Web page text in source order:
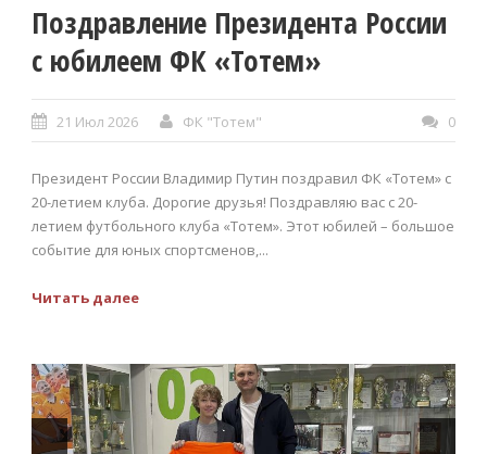
Поздравление Президента России
с юбилеем ФК «Тотем»
21 Июл 2026 ФК "Тотем" 0
Президент России Владимир Путин поздравил ФК «Тотем» с
20-летием клуба. Дорогие друзья! Поздравляю вас с 20-
летием футбольного клуба «Тотем». Этот юбилей – большое
событие для юных спортсменов,...
Читать далее